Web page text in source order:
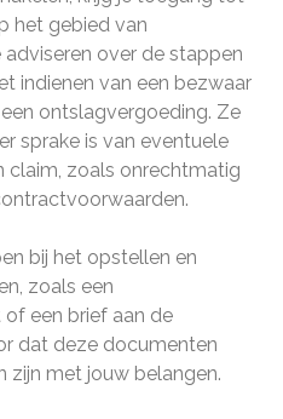
het gebied van
over de stappen
indienen van een bezwaar
ontslagvergoeding. Ze
sprake is van eventuele
claim, zoals onrechtmatig
bij het opstellen en
zoals een
een brief aan de
dat deze documenten
zijn met jouw belangen.